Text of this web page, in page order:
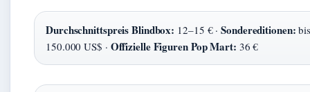
Durchschnittspreis Blindbox: 12–15 € ·Sondereditionen:
150.000 US$ · Offizielle Figuren Pop Mart: 36 €